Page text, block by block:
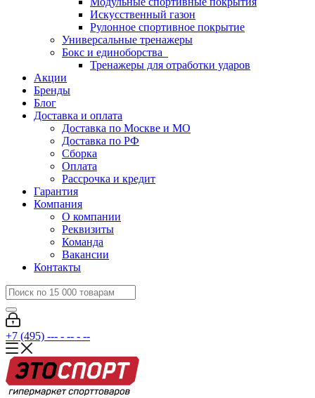
Искусственный газон
Рулонное спортивное покрытие
Универсальные тренажеры
Бокс и единоборства
Тренажеры для отработки ударов
Акции
Бренды
Блог
Доставка и оплата
Доставка по Москве и МО
Доставка по РФ
Сборка
Оплата
Рассрочка и кредит
Гарантия
Компания
О компании
Реквизиты
Команда
Вакансии
Контакты
+7 (495) --- - -- - --